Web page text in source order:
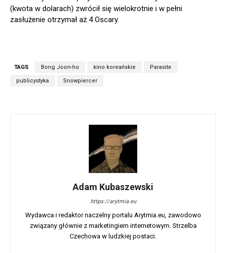
(kwota w dolarach) zwrócił się wielokrotnie i w pełni
zasłużenie otrzymał aż 4 Oscary.
TAGS Bong Joon-ho kino koreańskie Parasite
publicystyka Snowpiercer
Adam Kubaszewski
https://arytmia.eu
Wydawca i redaktor naczelny portalu Arytmia.eu, zawodowo
związany głównie z marketingiem internetowym. Strzelba
Czechowa w ludzkiej postaci.